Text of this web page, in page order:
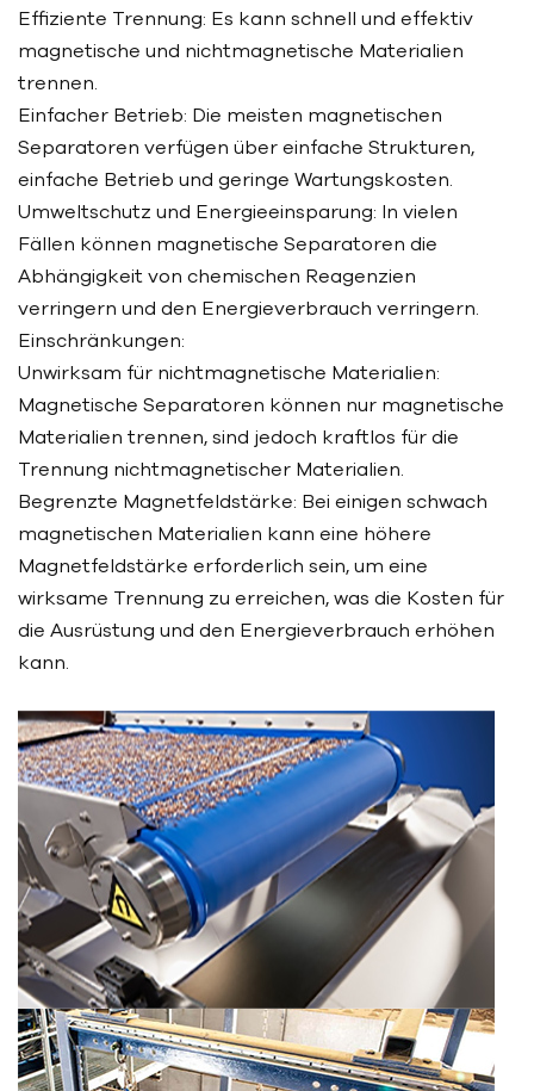
Effiziente Trennung: Es kann schnell und effektiv
magnetische und nichtmagnetische Materialien
trennen.
Einfacher Betrieb: Die meisten magnetischen
Separatoren verfügen über einfache Strukturen,
einfache Betrieb und geringe Wartungskosten.
Umweltschutz und Energieeinsparung: In vielen
Fällen können magnetische Separatoren die
Abhängigkeit von chemischen Reagenzien
verringern und den Energieverbrauch verringern.
Einschränkungen:
Unwirksam für nichtmagnetische Materialien:
Magnetische Separatoren können nur magnetische
Materialien trennen, sind jedoch kraftlos für die
Trennung nichtmagnetischer Materialien.
Begrenzte Magnetfeldstärke: Bei einigen schwach
magnetischen Materialien kann eine höhere
Magnetfeldstärke erforderlich sein, um eine
wirksame Trennung zu erreichen, was die Kosten für
die Ausrüstung und den Energieverbrauch erhöhen
kann.